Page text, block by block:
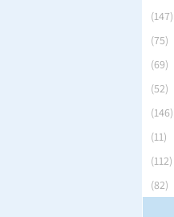
(147)
(75)
(69)
(52)
(146)
(11)
(112)
(82)